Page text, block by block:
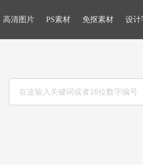
高清图片 PS素材 免抠素材 设计